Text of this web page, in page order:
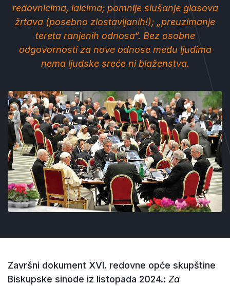
redovnicima, laicima; pomnije slušanje glasova
žrtava (posebno zlostavljanih!); „preuzimanje
tereta ranjenih odnosa“. Bez osobne
odgovornosti za nove odnose među ljudima
nema ljudske sreće ni blaženstva.
Završni dokument XVI. redovne opće skupštine
Biskupske sinode iz listopada 2024.: Za